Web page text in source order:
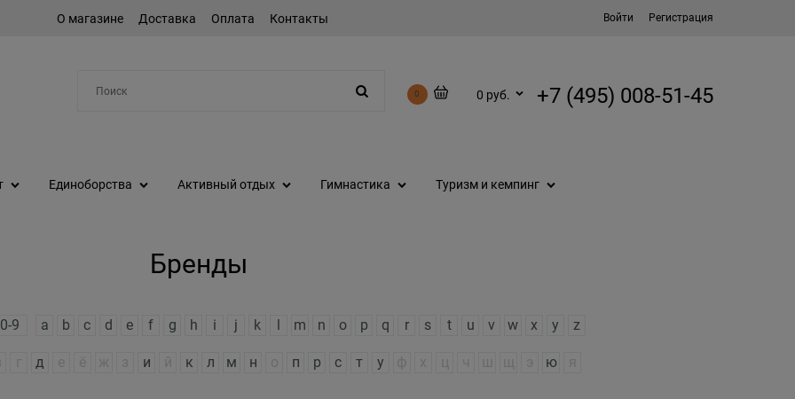
О магазине Доставка Оплата Контакты Войти Регистрация
0 0 руб. +7 (495) 008-51-45
Единоборства Активный отдых Гимнастика Туризм и кемпинг
Бренды
0-9 a b c d e f g h i j k m n o p q r s t u v w x y z
д и к л м н п р с т у ю